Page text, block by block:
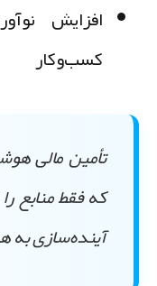
افزایش
کسب‌وکار
تأمین مالی
که فقط منابع را
آینده‌سازی به